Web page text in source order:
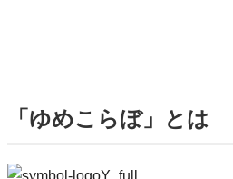
「ゆめこらぼ」とは